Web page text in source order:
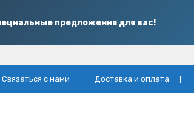
предложения для вас!
Связаться с нами Доставка и оплата